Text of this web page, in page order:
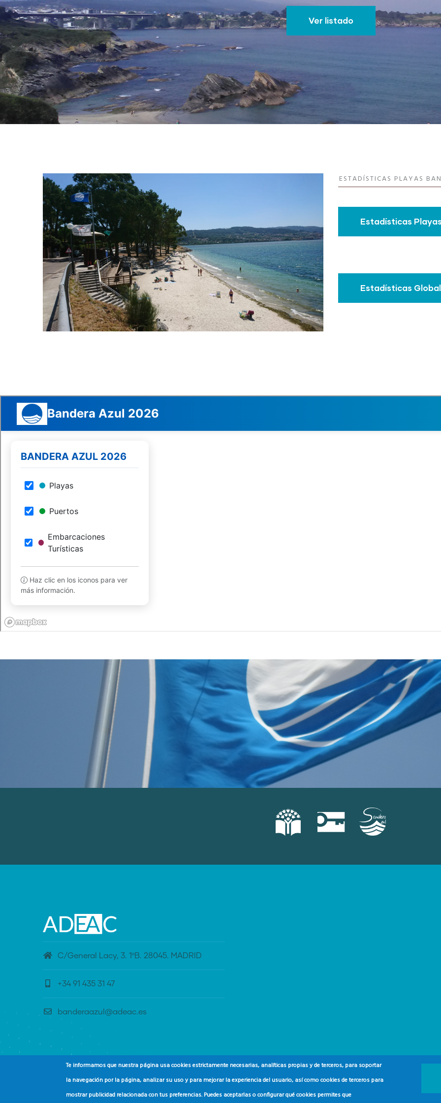
Ver listado
ESTADÍSTICAS PLAYAS
Estadísticas
Estadísticas
C/General Lacy, 3. 1ºB. 28045. MADRID
+34 91 435 31 47
banderaazul@adeac.es
Te informamos que nuestra página usa cookies estrictamente necesarias, analíticas propias y de terceros, para soportar
la navegación por la página, analizar su uso y para mejorar la experiencia del usuario, así como cookies de terceros para
mostrar publicidad relacionada con tus preferencias. Puedes aceptarlas o configurar qué cookies permites que